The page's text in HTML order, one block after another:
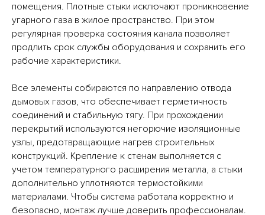
помещения. Плотные стыки исключают проникновение
угарного газа в жилое пространство. При этом
регулярная проверка состояния канала позволяет
продлить срок службы оборудования и сохранить его
рабочие характеристики.
Все элементы собираются по направлению отвода
дымовых газов, что обеспечивает герметичность
соединений и стабильную тягу. При прохождении
перекрытий используются негорючие изоляционные
узлы, предотвращающие нагрев строительных
конструкций. Крепление к стенам выполняется с
учетом температурного расширения металла, а стыки
дополнительно уплотняются термостойкими
материалами. Чтобы система работала корректно и
безопасно, монтаж лучше доверить профессионалам.
БАННЫЕ ПЕЧИ С СЕТКОЙ ДЛЯ КАМНЕЙ
ОТОПИТЕЛЬНЫЕ ПЕЧИ
БАННЫЕ ПЕЧИ В КАМНЕ